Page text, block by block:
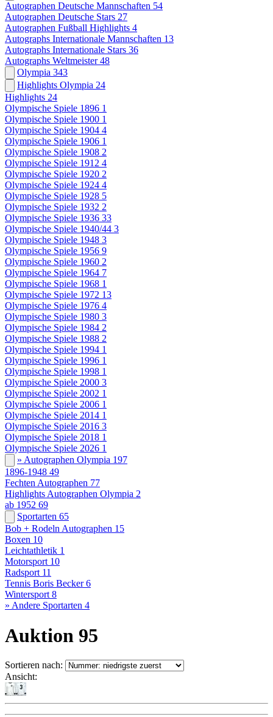
Autographen Deutsche Mannschaften 54
Autographen Deutsche Stars 27
Autographen Fußball Highlights 4
Autographs Internationale Mannschaften 13
Autographs Internationale Stars 36
Autographs Weltmeister 48
Olympia 343
Highlights Olympia 24
Highlights 24
Olympische Spiele 1896 1
Olympische Spiele 1900 1
Olympische Spiele 1904 4
Olympische Spiele 1906 1
Olympische Spiele 1908 2
Olympische Spiele 1912 4
Olympische Spiele 1920 2
Olympische Spiele 1924 4
Olympische Spiele 1928 5
Olympische Spiele 1932 2
Olympische Spiele 1936 33
Olympische Spiele 1940/44 3
Olympische Spiele 1948 3
Olympische Spiele 1956 9
Olympische Spiele 1960 2
Olympische Spiele 1964 7
Olympische Spiele 1968 1
Olympische Spiele 1972 13
Olympische Spiele 1976 4
Olympische Spiele 1980 3
Olympische Spiele 1984 2
Olympische Spiele 1988 2
Olympische Spiele 1994 1
Olympische Spiele 1996 1
Olympische Spiele 1998 1
Olympische Spiele 2000 3
Olympische Spiele 2002 1
Olympische Spiele 2006 1
Olympische Spiele 2014 1
Olympische Spiele 2016 3
Olympische Spiele 2018 1
Olympische Spiele 2026 1
» Autographen Olympia 197
1896-1948 49
Fechten Autographen 77
Highlights Autographen Olympia 2
ab 1952 69
Sportarten 65
Bob + Rodeln Autographen 15
Boxen 10
Leichtathletik 1
Motorsport 10
Radsport 11
Tennis Boris Becker6
Wintersport 8
» Andere Sportarten 4
Auktion 95
Sortieren nach:
Ansicht: